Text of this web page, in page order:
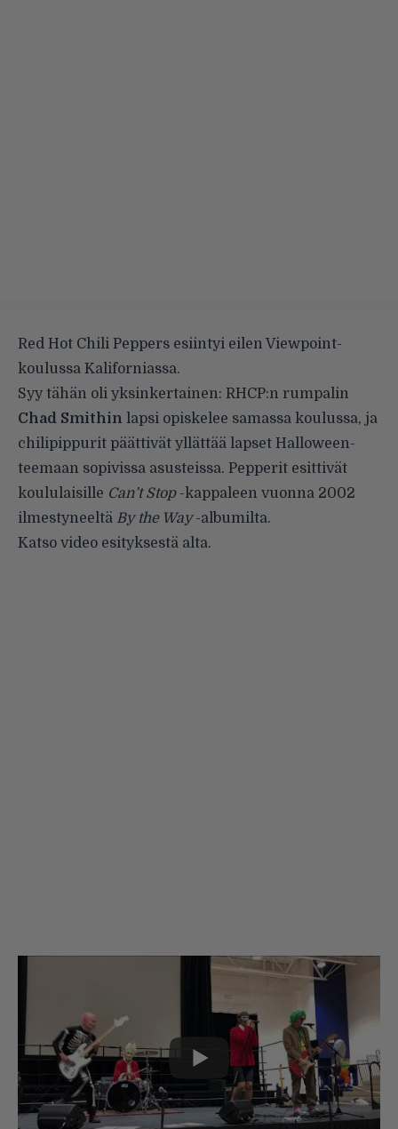
Red Hot Chili Peppers esiintyi eilen Viewpoint-
koulussa Kaliforniassa.
Syy tähän oli yksinkertainen: RHCP:n rumpalin
Chad Smithin lapsi opiskelee samassa koulussa, ja
chilipippurit päättivät yllättää lapset Halloween-
teemaan sopivissa asusteissa. Pepperit esittivät
koululaisille Can’t Stop-kappaleen vuonna 2002
ilmestyneeltä By the Way-albumilta.
Katso video esityksestä alta.